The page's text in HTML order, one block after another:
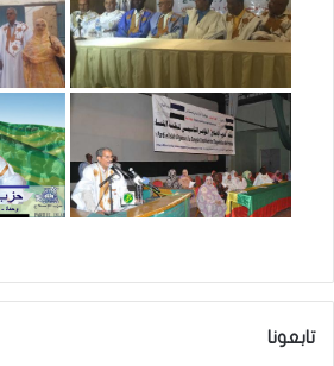
تابعونا